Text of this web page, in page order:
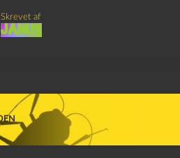
Skrevet af
Janus